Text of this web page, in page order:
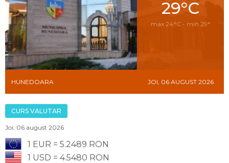
29°C
max 24°C - min 29°
HUNEDOARA JOI, 06 AUGUST 2026
CURS VALUTAR
Joi, 06 august 2026
1 EUR = 5.2489 RON
1 USD = 4.5480 RON